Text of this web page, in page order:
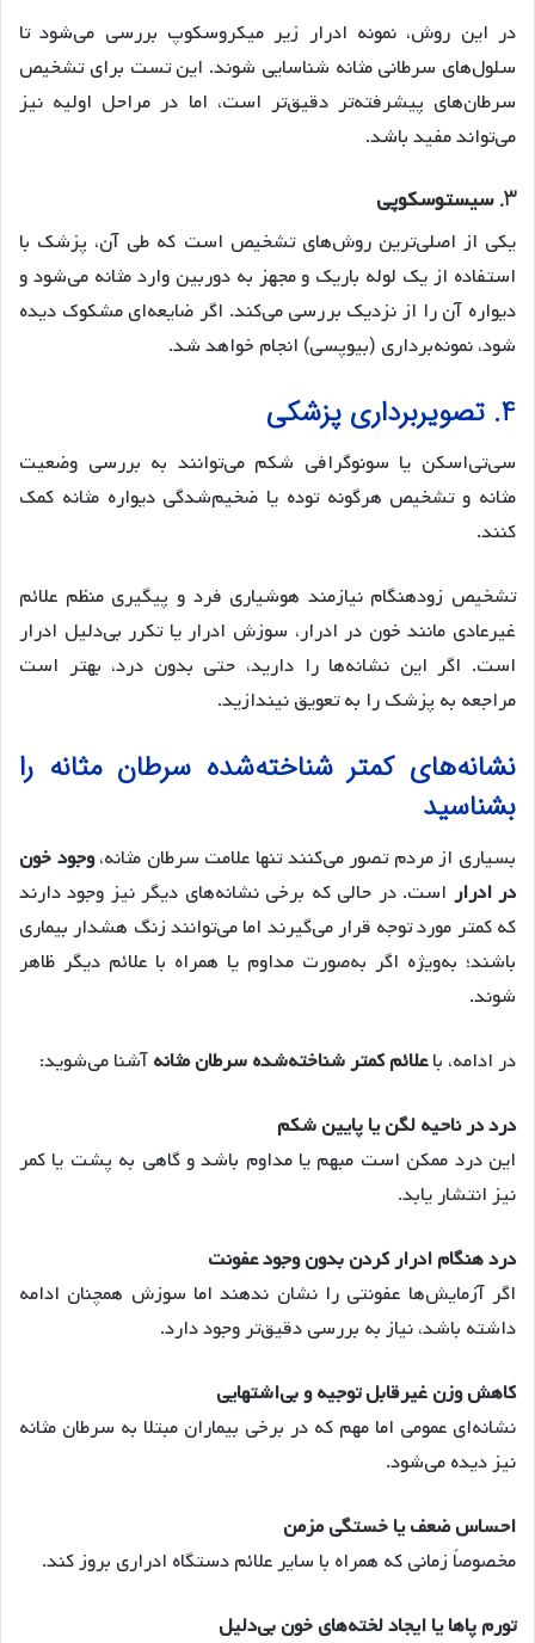
در این روش، نمونه ادرار زیر میکروسکوپ بررسی می‌شود تا
سلول‌های سرطانی مثانه شناسایی شوند. این تست برای تشخیص
سرطان‌های پیشرفته‌تر دقیق‌تر است، اما در مراحل اولیه نیز
می‌تواند مفید باشد.
3. سیستوسکوپی
یکی از اصلی‌ترین روش‌های تشخیص است که طی آن، پزشک با
استفاده از یک لوله باریک و مجهز به دوربین وارد مثانه می‌شود و
دیواره آن را از نزدیک بررسی می‌کند. اگر ضایعه‌ای مشکوک دیده
شود، نمونه‌برداری (بیوپسی) انجام خواهد شد.
4. تصویربرداری پزشکی
سی‌تی‌اسکن یا سونوگرافی شکم می‌توانند به بررسی وضعیت
مثانه و تشخیص هرگونه توده یا ضخیم‌شدگی دیواره مثانه کمک
کنند.
تشخیص زودهنگام نیازمند هوشیاری فرد و پیگیری منظم علائم
غیرعادی مانند خون در ادرار، سوزش ادرار یا تکرر بی‌دلیل ادرار
است. اگر این نشانه‌ها را دارید، حتی بدون درد، بهتر است
مراجعه به پزشک را به تعویق نیندازید.
نشانه‌های کمتر شناخته‌شده سرطان مثانه را
بشناسید
بسیاری از مردم تصور می‌کنند تنها علامت سرطان مثانه،وجود خون
در ادرار است. در حالی‌ که برخی نشانه‌های دیگر نیز وجود دارند
که کمتر مورد توجه قرار می‌گیرند اما می‌توانند زنگ هشدار بیماری
باشند؛ به‌ویژه اگر به‌صورت مداوم یا همراه با علائم دیگر ظاهر
شوند.
در ادامه، باعلائم کمتر شناخته‌شده سرطان مثانهآشنا می‌شوید:
درد در ناحیه لگن یا پایین شکم
این درد ممکن است مبهم یا مداوم باشد و گاهی به پشت یا کمر
نیز انتشار یابد.
درد هنگام ادرار کردن بدون وجود عفونت
اگر آزمایش‌ها عفونتی را نشان ندهند اما سوزش همچنان ادامه
داشته باشد، نیاز به بررسی دقیق‌تر وجود دارد.
کاهش وزن غیرقابل توجیه و بی‌اشتهایی
نشانه‌ای عمومی اما مهم که در برخی بیماران مبتلا به سرطان مثانه
نیز دیده می‌شود.
احساس ضعف یا خستگی مزمن
مخصوصاً زمانی که همراه با سایر علائم دستگاه ادراری بروز کند.
تورم پاها یا ایجاد لخته‌های خون بی‌دلیل